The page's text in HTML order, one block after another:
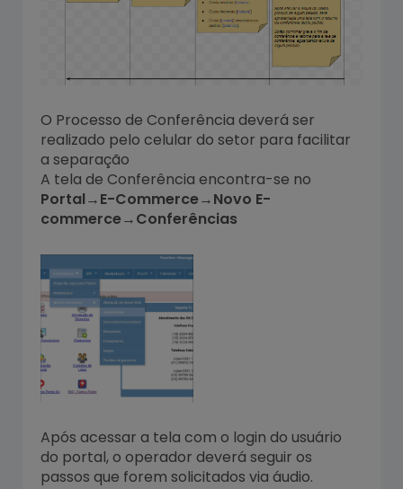
O Processo de Conferência deverá ser
realizado pelo celular do setor para facilitar
a separação
A tela de Conferência encontra-se no
Portal→E-Commerce→Novo E-
commerce→Conferências
Após acessar a tela com o login do usuário
do portal, o operador deverá seguir os
passos que forem solicitados via áudio.